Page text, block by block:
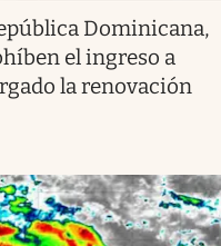
Dominicana,
el ingreso a
la renovación